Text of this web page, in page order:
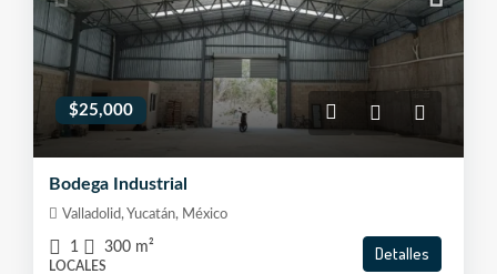
$25,000
Bodega Industrial
Valladolid, Yucatán, México
1 300 m²
LOCALES
Detalles